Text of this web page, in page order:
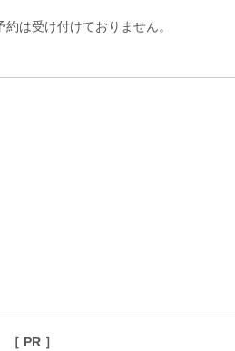
は受け付けておりません。
［ PR ］